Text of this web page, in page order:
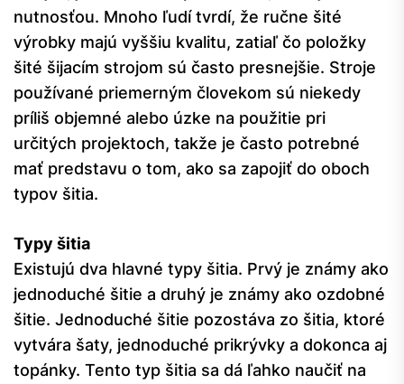
nutnosťou. Mnoho ľudí tvrdí, že ručne šité
výrobky majú vyššiu kvalitu, zatiaľ čo položky
šité šijacím strojom sú často presnejšie. Stroje
používané priemerným človekom sú niekedy
príliš objemné alebo úzke na použitie pri
určitých projektoch, takže je často potrebné
mať predstavu o tom, ako sa zapojiť do oboch
typov šitia.
Typy šitia
Existujú dva hlavné typy šitia. Prvý je známy ako
jednoduché šitie a druhý je známy ako ozdobné
šitie. Jednoduché šitie pozostáva zo šitia, ktoré
vytvára šaty, jednoduché prikrývky a dokonca aj
topánky. Tento typ šitia sa dá ľahko naučiť na